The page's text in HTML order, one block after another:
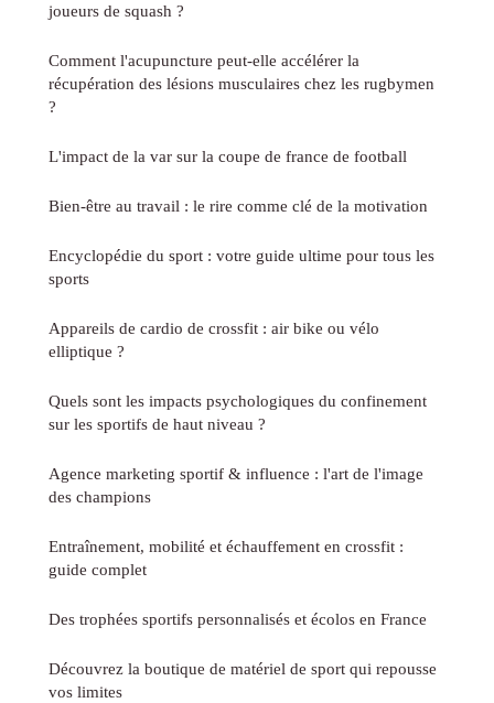
joueurs de squash ?
Comment l'acupuncture peut-elle accélérer la
récupération des lésions musculaires chez les rugbymen
?
L'impact de la var sur la coupe de france de football
Bien-être au travail : le rire comme clé de la motivation
Encyclopédie du sport : votre guide ultime pour tous les
sports
Appareils de cardio de crossfit : air bike ou vélo
elliptique ?
Quels sont les impacts psychologiques du confinement
sur les sportifs de haut niveau ?
Agence marketing sportif & influence : l'art de l'image
des champions
Entraînement, mobilité et échauffement en crossfit :
guide complet
Des trophées sportifs personnalisés et écolos en France
Découvrez la boutique de matériel de sport qui repousse
vos limites